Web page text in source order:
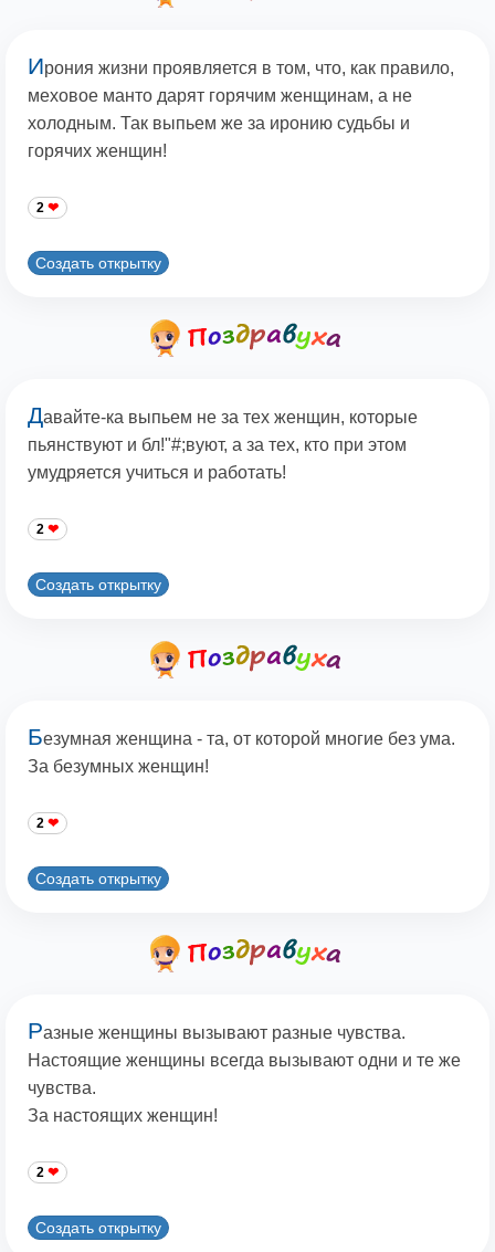
Ирония жизни проявляется в том, что, как правило,
меховое манто дарят горячим женщинам, а не
холодным. Так выпьем же за иронию судьбы и
горячих женщин!
2
Создать открытку
Давайте-ка выпьем не за тех женщин, которые
пьянствуют и бл!"#;вуют, а за тех, кто при этом
умудряется учиться и работать!
2
Создать открытку
Безумная женщина - та, от которой многие без ума.
За безумных женщин!
2
Создать открытку
Разные женщины вызывают разные чувства.
Настоящие женщины всегда вызывают одни и те же
чувства.
За настоящих женщин!
2
Создать открытку